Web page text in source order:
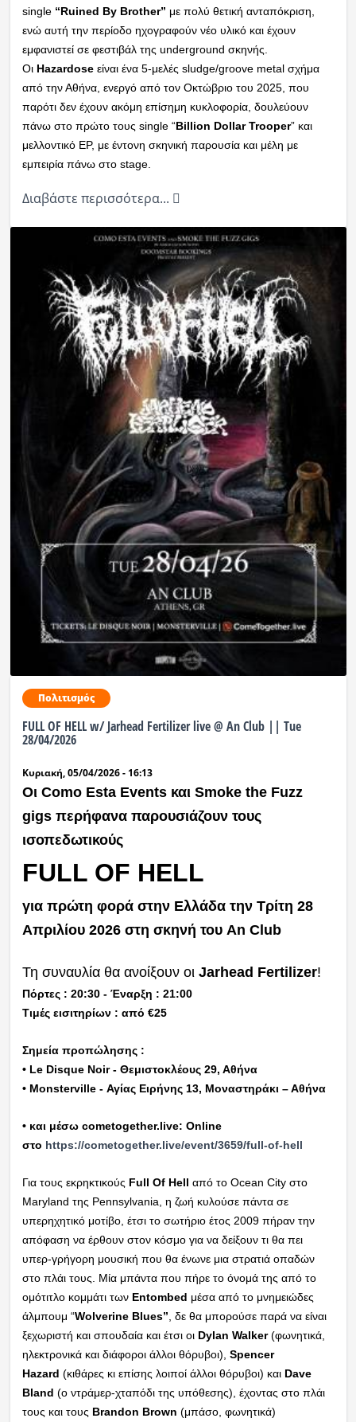
single “Ruined By Brother” με πολύ θετική ανταπόκριση,
ενώ αυτή την περίοδο ηχογραφούν νέο υλικό και έχουν
εμφανιστεί σε φεστιβάλ της underground σκηνής.
ΟιHazardose είναι ένα 5-μελές sludge/groove metal σχήμα
από την Αθήνα, ενεργό από τον Οκτώβριο του 2025, που
παρότι δεν έχουν ακόμη επίσημη κυκλοφορία, δουλεύουν
πάνω στο πρώτο τους single “Billion Dollar Trooper” και
μελλοντικό EP, με έντονη σκηνική παρουσία και μέλη με
εμπειρία πάνω στο stage.
Διαβάστε περισσότερα...
Πολιτισμός
FULL OF HELL w/ Jarhead Fertilizer live @ An Club || Tue
28/04/2026
Κυριακή, 05/04/2026 - 16:13
Οι Como Esta Events και Smoke the Fuzz
gigs περήφανα παρουσιάζουν τους
ισοπεδωτικούς
FULL OF HELL
για πρώτη φορά στην Ελλάδα την Τρίτη 28
Απριλίου 2026 στη σκηνή του An Club
Τη συναυλία θα ανοίξουν οι Jarhead Fertilizer!
Πόρτες : 20:30 - Έναρξη : 21:00
Τιμές εισιτηρίων : από €25
Σημεία προπώλησης :
• Le Disque Noir - Θεμιστοκλέους 29, Αθήνα
• Monsterville - Αγίας Ειρήνης 13, Μοναστηράκι – Αθήνα
• και μέσω cometogether.live: Online
στο https://cometogether.live/event/3659/full-of-hell
Για τους εκρηκτικούς Full Of Hell από το Ocean City στο
Maryland της Pennsylvania, η ζωή κυλούσε πάντα σε
υπερηχητικό μοτίβο, έτσι το σωτήριο έτος 2009 πήραν την
απόφαση να έρθουν στον κόσμο για να δείξουν τι θα πει
υπερ-γρήγορη μουσική που θα ένωνε μια στρατιά οπαδών
στο πλάι τους. Μία μπάντα που πήρε το όνομά της από το
ομότιτλο κομμάτι τωνEntombed μέσα από το μνημειώδες
άλμπουμ “Wolverine Blues” , δε θα μπορούσε παρά να είναι
ξεχωριστή και σπουδαία και έτσι οι Dylan Walker(φωνητικά,
ηλεκτρονικά και διάφοροι άλλοι θόρυβοι), Spencer
Hazard (κιθάρες κι επίσης λοιποί άλλοι θόρυβοι) καιDave
Bland (ο ντράμερ-χταπόδι της υπόθεσης), έχοντας στο πλάι
τους και τους Brandon Brown (μπάσο, φωνητικά)